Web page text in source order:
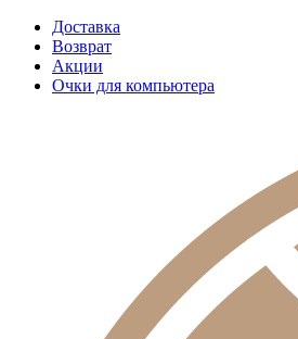
Доставка
Возврат
Акции
Очки для компьютера